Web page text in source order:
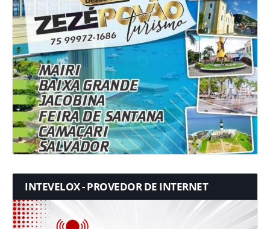
INTEVELOX - PROVEDOR DE INTERNET